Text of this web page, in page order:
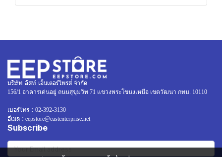
บริษัท อิสท์ เอ็นเตอร์ไพรส์ จำกัด
156/1 อาคารเด่นอยู่ ถนนสุขุมวิท 71 แขวงพระโขนงเหนือ เขตวัฒนา กทม. 10110
เบอร์โทร : 02-392-3130
อีเมล : eepstore@eastenterprise.net
Subscribe